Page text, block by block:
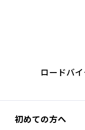
ロードバ
初めての方へ